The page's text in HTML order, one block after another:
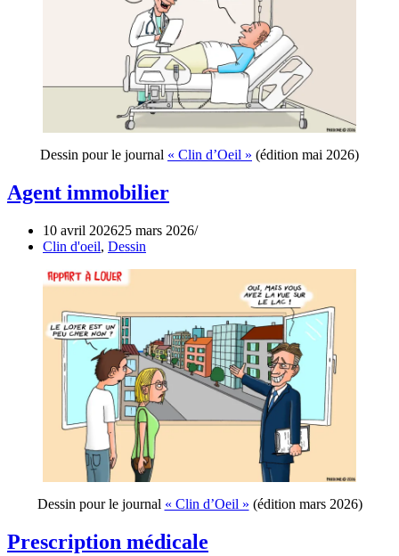
Dessin pour le journal « Clin d’Oeil » (édition mai 2026)
Agent immobilier
10 avril 202625 mars 2026
Clin d'oeil, Dessin
Dessin pour le journal « Clin d’Oeil » (édition mars 2026)
Prescription médicale